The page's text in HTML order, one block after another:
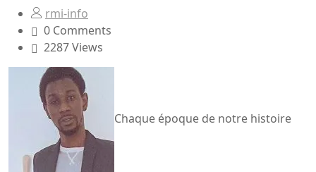
rmi-info
0 Comments
2287 Views
Chaque époque de notre histoire